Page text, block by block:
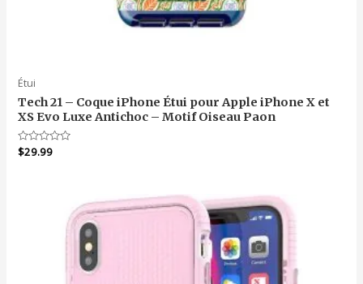
Étui
Tech 21 – Coque iPhone Étui pour Apple iPhone X et
XS Evo Luxe Antichoc – Motif Oiseau Paon
Note
0
$29.99